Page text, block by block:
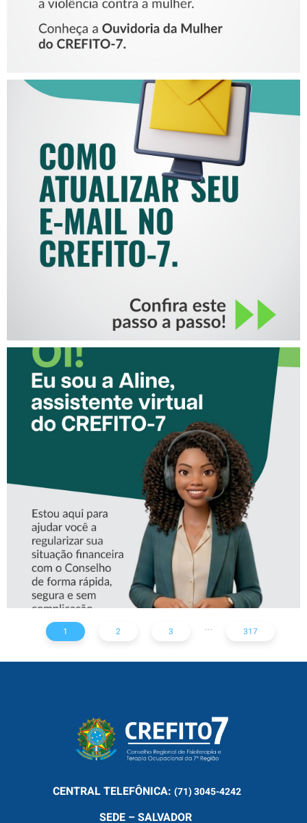
COMO ATUALIZAR SEU E-
MAIL NO CREFITO-7
CONHEÇA A ‘ALINE’,
ASSISTENTE VIRTUAL DO
CREFITO-7
1 2 3 ... 317
CENTRALTELEFÔNICA: (71) 3045-4242
SEDE – SALVADOR